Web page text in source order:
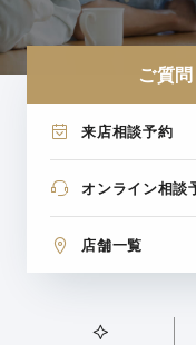
ご質
来店相談予約
オンライン相談
店舗一覧